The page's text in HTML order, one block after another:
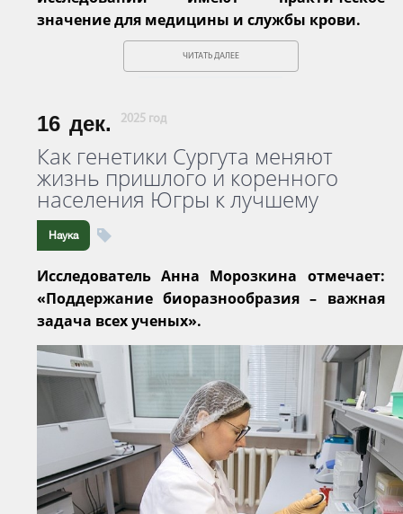
значение для медицины и службы крови.
ЧИТАТЬ ДАЛЕЕ
16 дек. 2025 год
Как генетики Сургута меняют
жизнь пришлого и коренного
населения Югры к лучшему
Наука
Исследователь Анна Морозкина отмечает:
«Поддержание биоразнообразия – важная
задача всех ученых».